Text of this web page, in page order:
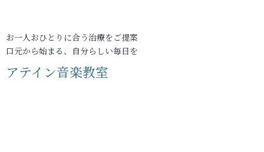
お一人おひとりに合う治療をご提案
口元から始まる、自分らしい毎日を
アテイン音楽教室